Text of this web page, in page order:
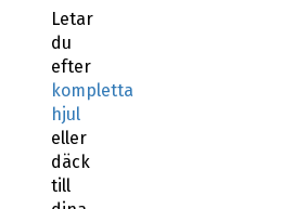
Letar
du
efter
kompletta
hjul
eller
däck
till